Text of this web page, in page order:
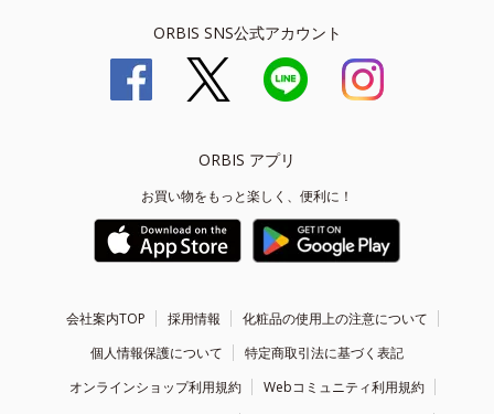
ORBIS SNS公式アカウント
ORBIS アプリ
お買い物をもっと楽しく、便利に！
会社案内TOP 採用情報
化粧品の使用上の注意について
個人情報保護について
特定商取引法に基づく表記
オンラインショップ利用規約
Webコミュニティ利用規約